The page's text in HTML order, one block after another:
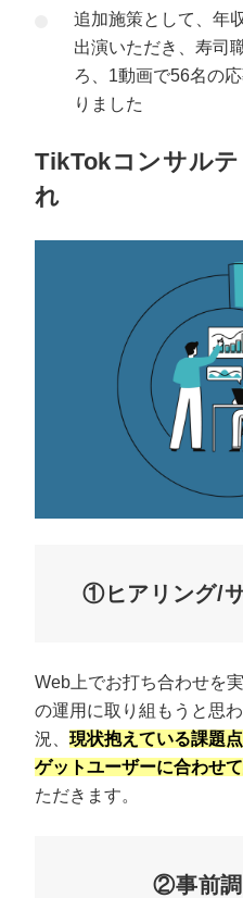
追加施策として、年
出演いただき、寿司
ろ、1動画で56名の
りました
TikTokコンサル
れ
①ヒアリング/
Web上でお打ち合わせを
の運用に取り組もうと思
況、 現状抱えている課題
ゲットユーザーに合わせ
ただきます。
②事前